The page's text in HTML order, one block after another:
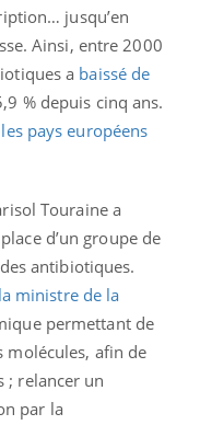
jusqu’en
Ainsi, entre 2000
a baissé de
% depuis cinq ans.
pays européens
Touraine a
d’un groupe de
antibiotiques.
ministre de la
permettant de
molécules, afin de
; relancer un
par la